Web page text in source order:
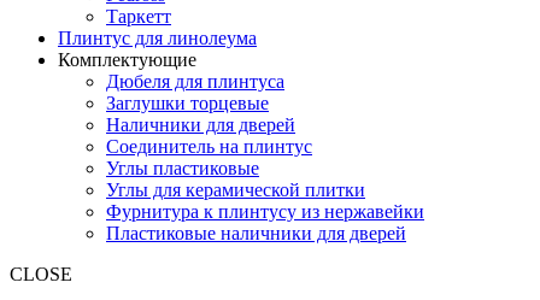
Таркетт
Плинтус для линолеума
Комплектующие
Дюбеля для плинтуса
Заглушки торцевые
Наличники для дверей
Соединитель на плинтус
Углы пластиковые
Углы для керамической плитки
Фурнитура к плинтусу из нержавейки
Пластиковые наличники для дверей
CLOSE